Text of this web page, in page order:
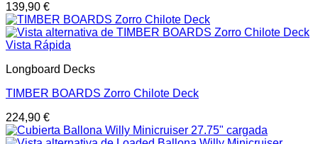
139,90 €
Vista Rápida
Longboard Decks
TIMBER BOARDS Zorro Chilote Deck
224,90 €